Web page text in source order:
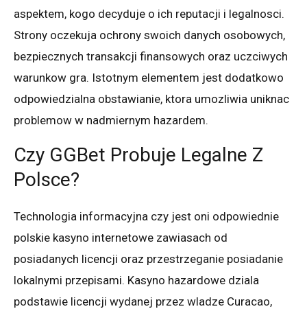
aspektem, kogo decyduje o ich reputacji i legalnosci.
Strony oczekuja ochrony swoich danych osobowych,
bezpiecznych transakcji finansowych oraz uczciwych
warunkow gra. Istotnym elementem jest dodatkowo
odpowiedzialna obstawianie, ktora umozliwia uniknac
problemow w nadmiernym hazardem.
Czy GGBet Probuje Legalne Z
Polsce?
Technologia informacyjna czy jest oni odpowiednie
polskie kasyno internetowe zawiasach od
posiadanych licencji oraz przestrzeganie posiadanie
lokalnymi przepisami. Kasyno hazardowe dziala
podstawie licencji wydanej przez wladze Curacao,